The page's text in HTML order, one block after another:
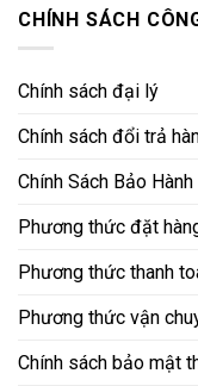
CHÍNH SÁCH
Chính sách đại lý
Chính sách đổi trả
Chính Sách Bảo Hành
Phương thức đặt
Phương thức thanh
Phương thức vận
Chính sách bảo mật